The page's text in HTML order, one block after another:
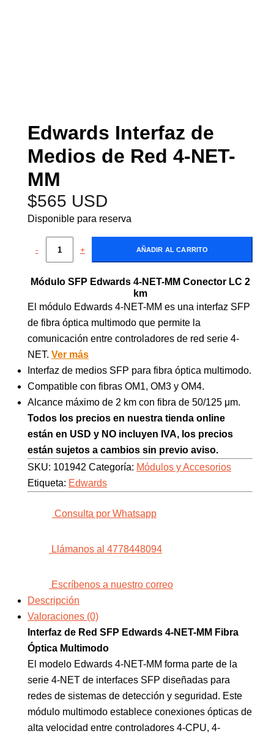
Edwards Interfaz de
Medios de Red 4-NET-
MM
$565 USD
Disponible para reserva
- + AÑADIR AL CARRITO
Módulo SFP Edwards 4-NET-MM Conector LC 2
km
El módulo Edwards 4-NET-MM es una interfaz SFP
de fibra óptica multimodo que permite la
comunicación entre controladores de red serie 4-
NET. Ver más
Interfaz de medios SFP para fibra óptica multimodo.
Compatible con fibras OM1, OM3 y OM4.
Alcance máximo de 2 km con fibra de 50/125 μm.
Todos los precios en nuestra tienda online
están en USD y NO incluyen IVA, los precios
están sujetos a cambios sin previo aviso.
SKU: 101942 Categoría: Módulos y Accesorios
Etiqueta: Edwards
Consulta por Whatsapp
Llámanos al 4778448094
Escríbenos a nuestro correo
Descripción
Valoraciones (0)
Interfaz de Red SFP Edwards 4-NET-MM Fibra
Óptica Multimodo
El modelo Edwards 4-NET-MM forma parte de la
serie 4-NET de interfaces SFP diseñadas para
redes de sistemas de detección y seguridad. Este
módulo multimodo establece conexiones ópticas de
alta velocidad entre controladores 4-CPU, 4-